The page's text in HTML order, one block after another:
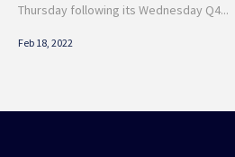
Thursday following its Wednesday Q4...
Feb 18, 2022